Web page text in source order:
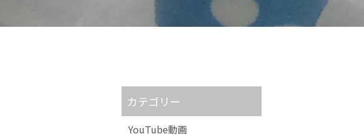
カテゴリー
YouTube動画